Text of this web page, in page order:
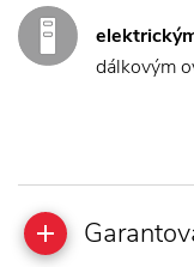
dálkovým